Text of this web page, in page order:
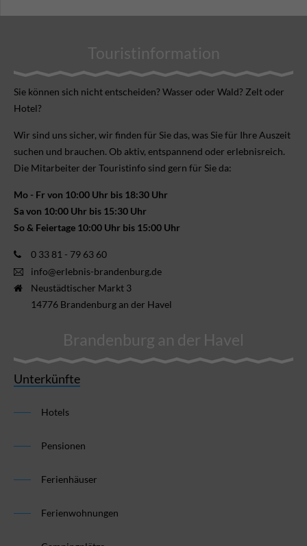
Touristinformation
Sie können sich nicht ent­scheiden? Wasser oder Wald? Zelt oder
Hotel?
Wir sind uns sicher, wir finden für Sie das, was Sie für Ihre Aus­zeit
suchen und brauchen. Ob aktiv, ent­spannend oder erlebnis­reich.
Die Mitarbeiter der Touristinfo sind gern für Sie da:
Mo - Fr von 10:00 Uhr bis 18:30 Uhr
Sa von 10:00 Uhr bis 15:30 Uhr
So & Feiertage 10:00 Uhr bis 15:00 Uhr
0 33 81 - 79 63 60
info@erlebnis-brandenburg.de
Neustädtischer Markt 3
14776 Brandenburg an der Havel
Brandenburg an der Havel
Unterkünfte
Hotels
Pensionen
Ferienhäuser
Ferienwohnungen